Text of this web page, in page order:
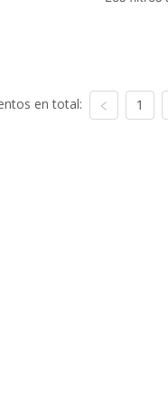
en total: 1